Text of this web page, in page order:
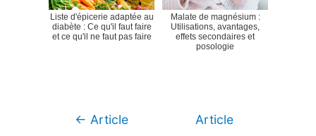
Liste d'épicerie adaptée au
diabète : Ce qu'il faut faire
et ce qu'il ne faut pas faire
Malate de magnésium :
Utilisations, avantages,
effets secondaires et
posologie
Navigation
← Article
Article